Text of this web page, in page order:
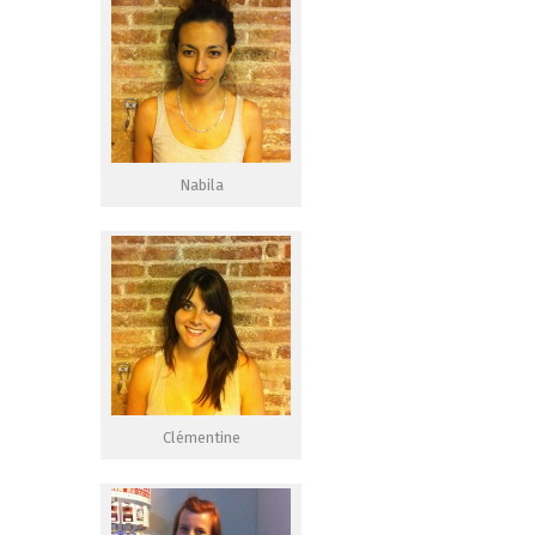
Nabila
Clémentine